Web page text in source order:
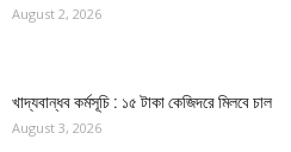
August 2, 2026
খাদ্যবান্ধব কর্মসূচি : ১৫ টাকা কেজিদরে মিলবে চাল
August 3, 2026